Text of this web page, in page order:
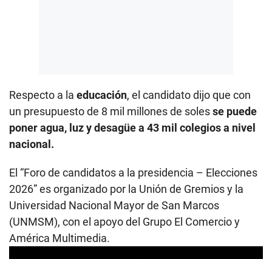
Respecto a la educación, el candidato dijo que con
un presupuesto de 8 mil millones de solesse puede
poner agua, luz y desagüe a 43 mil colegios a nivel
nacional.
El “Foro de candidatos a la presidencia – Elecciones
2026” es organizado por la Unión de Gremios y la
Universidad Nacional Mayor de San Marcos
(UNMSM), con el apoyo del Grupo El Comercio y
América Multimedia.